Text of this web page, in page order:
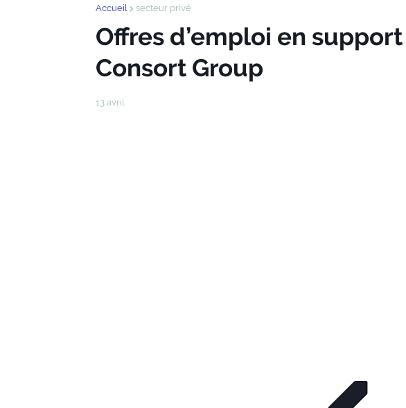
Accueil secteur privé
Offres d’emploi en
Consort Group
13 avril